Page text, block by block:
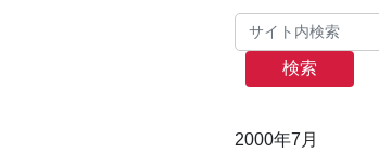
検索
2000年7月